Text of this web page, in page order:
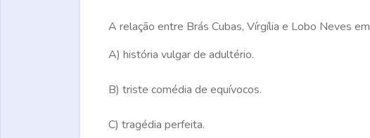
A relação entre Brás Cubas, Vírgília e Lobo Neves em
A) história vulgar de adultério.
B) triste comédia de equívocos.
C) tragédia perfeita.